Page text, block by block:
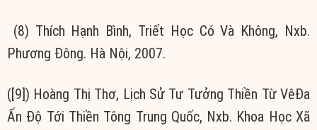
(8) Thích Hạnh Bình, Triết Học Có Và Không, Nxb.
Phương Đông. Hà Nội, 2007.
([9]) Hoàng Thị Thơ, Lịch Sử Tư Tưởng Thiền Từ VêĐa
Ấn Độ Tới Thiền Tông Trung Quốc, Nxb. Khoa Học Xã